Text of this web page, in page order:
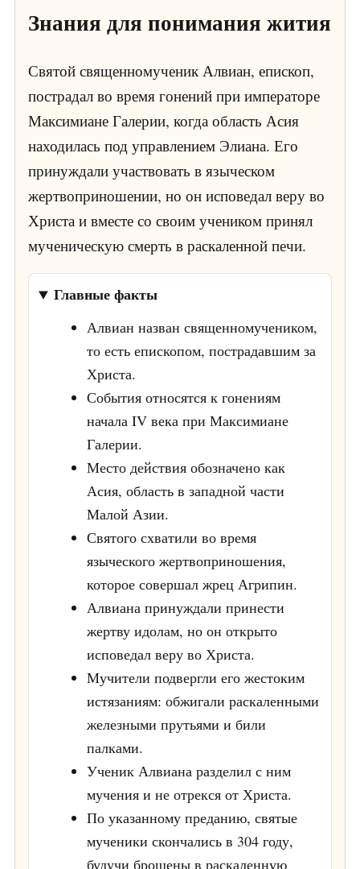
Знания для понимания жития
Святой священномученик Алвиан, епископ,
пострадал во время гонений при императоре
Максимиане Галерии, когда область Асия
находилась под управлением Элиана. Его
принуждали участвовать в языческом
жертвоприношении, но он исповедал веру во
Христа и вместе со своим учеником принял
мученическую смерть в раскаленной печи.
Главные факты
Алвиан назван священномучеником,
то есть епископом, пострадавшим за
Христа.
События относятся к гонениям
начала IV века при Максимиане
Галерии.
Место действия обозначено как
Асия, область в западной части
Малой Азии.
Святого схватили во время
языческого жертвоприношения,
которое совершал жрец Агрипин.
Алвиана принуждали принести
жертву идолам, но он открыто
исповедал веру во Христа.
Мучители подвергли его жестоким
истязаниям: обжигали раскаленными
железными прутьями и били
палками.
Ученик Алвиана разделил с ним
мучения и не отрекся от Христа.
По указанному преданию, святые
мученики скончались в 304 году,
будучи брошены в раскаленную